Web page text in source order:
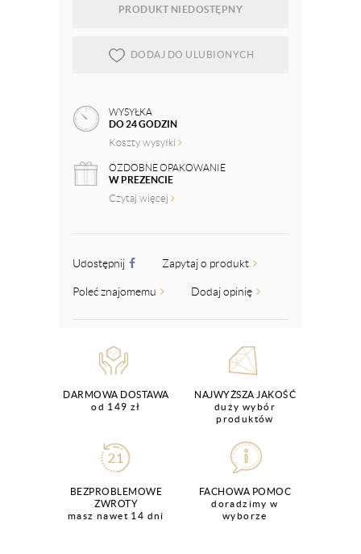
PRODUKT NIEDOSTĘPNY
DODAJ DO ULUBIONYCH
WYSYŁKA
DO 24 GODZIN
Koszty wysyłki
OZDOBNE OPAKOWANIE
W PREZENCIE
Czytaj więcej
Udostępnij Zapytaj o produkt
Poleć znajomemu Dodaj opinię
DARMOWA DOSTAWA
od 149 zł
NAJWYŻSZA JAKOŚĆ
duży wybór
produktów
BEZPROBLEMOWE
ZWROTY
masz nawet 14 dni
FACHOWA POMOC
doradzimy w
wyborze